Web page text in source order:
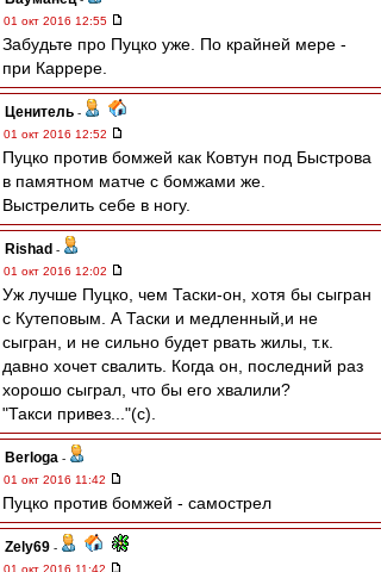
01 окт 2016 12:55
Забудьте про Пуцко уже. По крайней мере -
при Каррере.
Ценитель -
01 окт 2016 12:52
Пуцко против бомжей как Ковтун под Быстрова
в памятном матче с бомжами же.
Выстрелить себе в ногу.
Rishad -
01 окт 2016 12:02
Уж лучше Пуцко, чем Таски-он, хотя бы сыгран
с Кутеповым. А Таски и медленный,и не
сыгран, и не сильно будет рвать жилы, т.к.
давно хочет свалить. Когда он, последний раз
хорошо сыграл, что бы его хвалили?
"Такси привез..."(с).
Berloga -
01 окт 2016 11:42
Пуцко против бомжей - самострел
Zely69 -
01 окт 2016 11:42